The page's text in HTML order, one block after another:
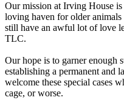
Our mission at Irving House
loving haven for older
still have an awful lot of love
TLC.
Our hope is to garner enough
establishing a permanent and
welcome these special cases
cage, or worse.